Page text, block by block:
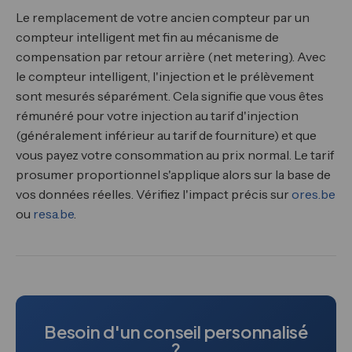
Le remplacement de votre ancien compteur par un
compteur intelligent met fin au mécanisme de
compensation par retour arrière (net metering). Avec
le compteur intelligent, l'injection et le prélèvement
sont mesurés séparément. Cela signifie que vous êtes
rémunéré pour votre injection au tarif d'injection
(généralement inférieur au tarif de fourniture) et que
vous payez votre consommation au prix normal. Le tarif
prosumer proportionnel s'applique alors sur la base de
vos données réelles. Vérifiez l'impact précis sur ores.be
ou resa.be.
Besoin d'un conseil personnalisé